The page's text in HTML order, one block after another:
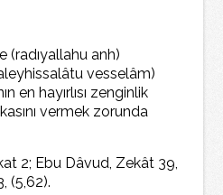
(radıyallahu anh)
vesselâm)
en hayırlısı zenginlik
vermek zorunda
2; Ebu Dâvud, Zekât 39,
(5,62).